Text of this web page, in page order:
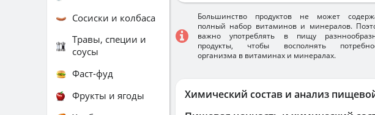
Химический состав и анализ
Большинство продуктов не может
полный набор витаминов и минералов.
важно употреблять в пищу
продукты, чтобы восполнять
организма в витаминах и минералах.
Сосиски и колбаса
Травы, специи и
соусы
Фаст-фуд
Фрукты и ягоды